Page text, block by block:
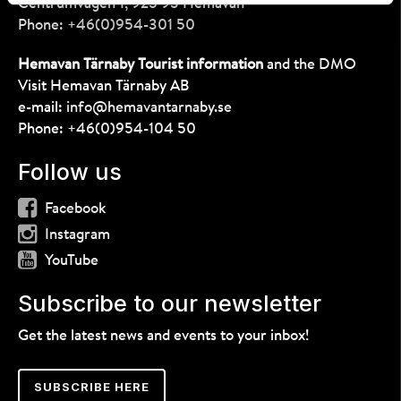
Centrumvägen 1, 925 93 Hemavan
Phone: +46(0)954-301 50
Hemavan Tärnaby Tourist information and the DMO
Visit Hemavan Tärnaby AB
e-mail: info@hemavantarnaby.se
Phone: +46(0)954-104 50
Follow us
Facebook
Instagram
YouTube
Subscribe to our newsletter
Get the latest news and events to your inbox!
SUBSCRIBE HERE